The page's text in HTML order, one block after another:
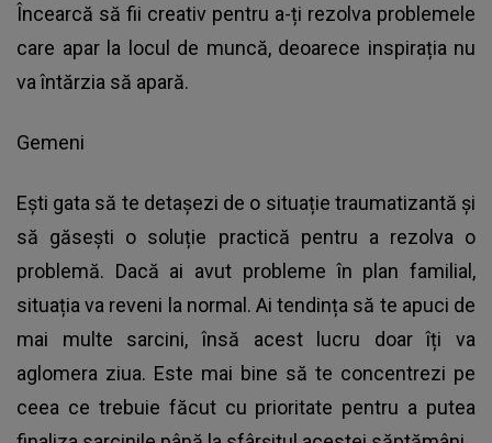
Încearcă să fii creativ pentru a-ți rezolva problemele
care apar la locul de muncă, deoarece inspirația nu
va întărzia să apară.
Gemeni
Ești gata să te detașezi de o situație traumatizantă și
să găsești o soluție practică pentru a rezolva o
problemă. Dacă ai avut probleme în plan familial,
situația va reveni la normal. Ai tendința să te apuci de
mai multe sarcini, însă acest lucru doar îți va
aglomera ziua. Este mai bine să te concentrezi pe
ceea ce trebuie făcut cu prioritate pentru a putea